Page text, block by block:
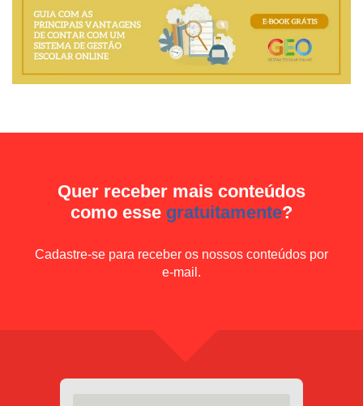
Quer receber mais conteúdos
como esse gratuitamente?
Cadastre-se para receber os nossos conteúdos por
e-mail.